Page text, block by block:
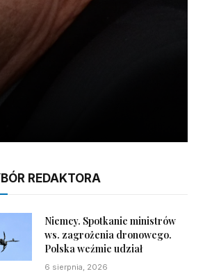
REDAKTORA
Niemcy. Spotkanie ministrów
ws. zagrożenia dronowego.
Polska weźmie udział
6 sierpnia, 2026